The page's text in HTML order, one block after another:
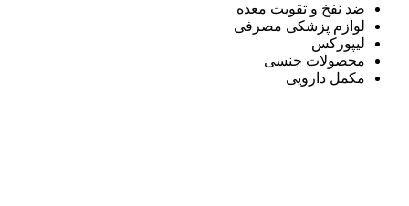
ضد نفخ و تقویت معده
لوازم پزشکی مصرفی
لیپورکس
محصولات جنسی
مکمل دارویی